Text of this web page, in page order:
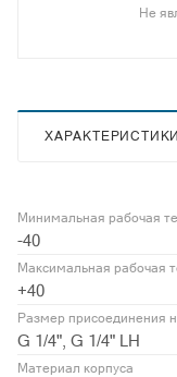
Не
ХАРАКТЕРИСТИКИ
Минимальная рабочая
-40
Максимальная рабочая
+40
Размер присоединения
G 1/4", G 1/4" LH
Материал корпуса